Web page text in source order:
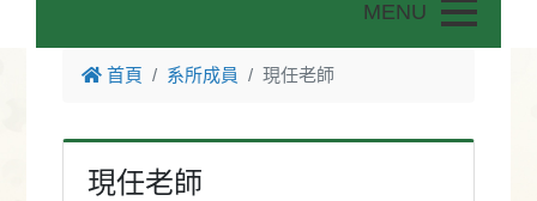
Toggle
首頁 系所成員 現任老師
現任老師